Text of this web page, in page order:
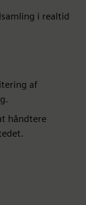
i realtid
af
håndtere